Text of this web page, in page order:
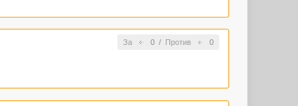
За 0/ Против 0